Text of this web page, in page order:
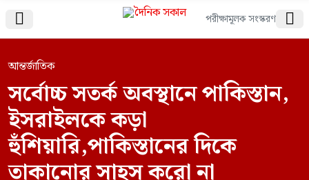
 পরীক্ষামূলক সংস্করণ 
আন্তর্জাতিক
সর্বোচ্চ সতর্ক অবস্থানে পাকিস্তান,
ইসরাইলকে কড়া
হুঁশিয়ারি,পাকিস্তানের দিকে
তাকানোর সাহস করো না